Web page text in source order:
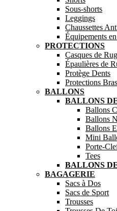
Sous-shorts
Leggings
Chaussettes
Équipements
PROTECTIONS
Casques de
Épaulières de
Protège Dents
Protections
BALLONS
BALLONS
Ballons
Ballons
Ballons
Mini
Porte-
Tees
BALLONS
BAGAGERIE
Sacs à Dos
Sacs de Sport
Trousses